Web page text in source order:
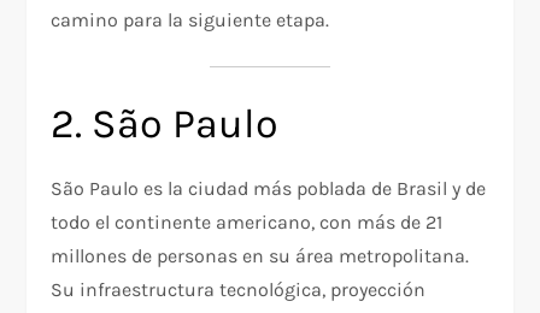
camino para la siguiente etapa.
2. São Paulo
São Paulo es la ciudad más poblada de Brasil y de
todo el continente americano, con más de 21
millones de personas en su área metropolitana.
Su infraestructura tecnológica, proyección